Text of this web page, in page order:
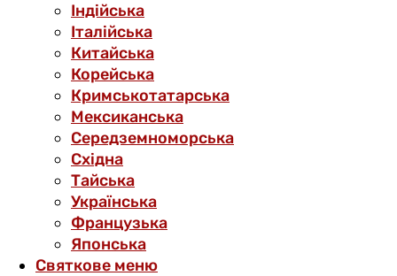
Індійська
Італійська
Китайська
Корейська
Кримськотатарська
Мексиканська
Середземноморська
Східна
Тайська
Українська
Французька
Японська
Святкове меню